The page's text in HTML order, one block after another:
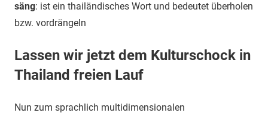
säng: ist ein thailändisches Wort und bedeutet überholen
bzw. vordrängeln
Lassen wir jetzt dem Kulturschock in
Thailand freien Lauf
Nun zum sprachlich multidimensionalen